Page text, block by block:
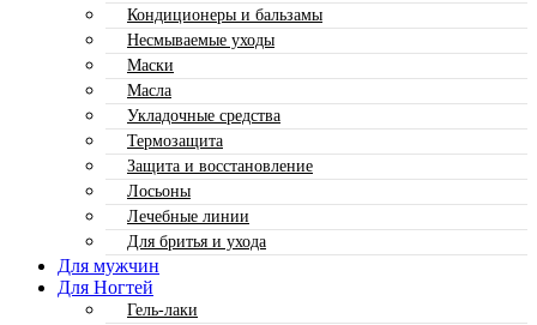
Кондиционеры и бальзамы
Несмываемые уходы
Маски
Масла
Укладочные средства
Термозащита
Защита и восстановление
Лосьоны
Лечебные линии
Для бритья и ухода
Для мужчин
Для Ногтей
Гель-лаки